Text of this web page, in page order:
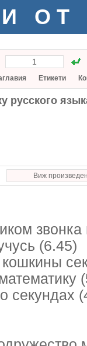
ОТ
Етикети
русского
Виж
звонка
(6.45)
секундах